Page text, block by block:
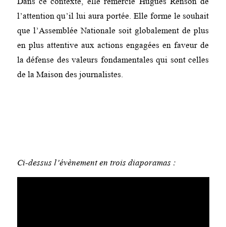
l’attention qu’il lui aura portée. Elle forme le souhait
que l’Assemblée Nationale soit globalement de plus
en plus attentive aux actions engagées en faveur de
la défense des valeurs fondamentales qui sont celles
de la Maison des journalistes.
Ci-dessus l’évènement en trois diaporamas :